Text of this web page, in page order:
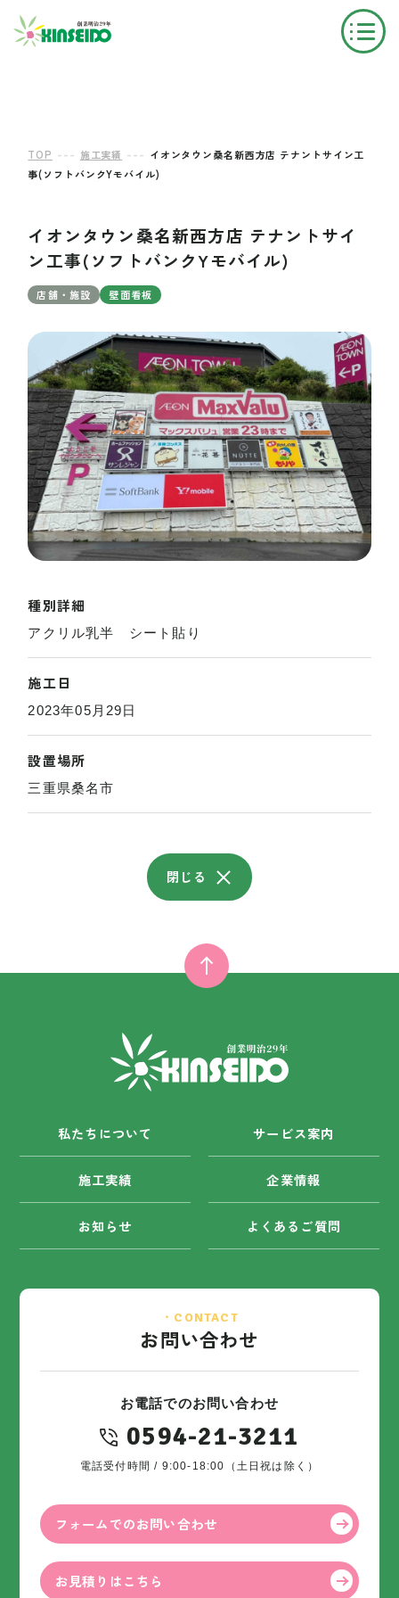
TOP --- 施工実績 --- イオンタウン桑名新西方店 テナントサイン工
事(ソフトバンクYモバイル)
イオンタウン桑名新西方店 テナントサイ
ン工事(ソフトバンクYモバイル)
店舗・施設 壁面看板
種別詳細
アクリル乳半 シート貼り
施工日
2023年05月29日
設置場所
三重県桑名市
閉じる
私たちについて サービス案内
施工実績 企業情報
お知らせ よくあるご質問
・CONTACT
お問い合わせ
お電話でのお問い合わせ
0594-21-3211
電話受付時間 / 9:00-18:00（土日祝は除く）
フォームでのお問い合わせ
お見積りはこちら